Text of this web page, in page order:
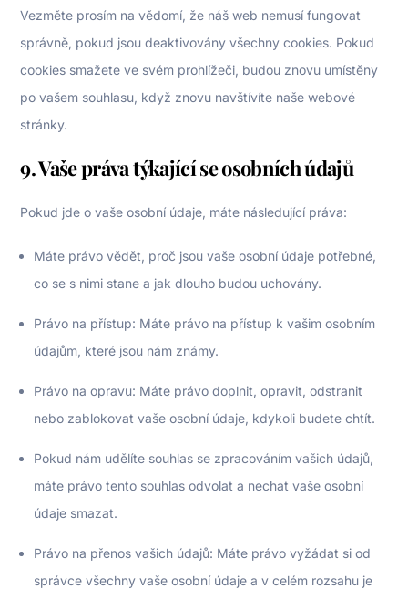
Vezměte prosím na vědomí, že náš web nemusí fungovat
správně, pokud jsou deaktivovány všechny cookies. Pokud
cookies smažete ve svém prohlížeči, budou znovu umístěny
po vašem souhlasu, když znovu navštívíte naše webové
stránky.
9. Vaše práva týkající se osobních údajů
Pokud jde o vaše osobní údaje, máte následující práva:
Máte právo vědět, proč jsou vaše osobní údaje potřebné,
co se s nimi stane a jak dlouho budou uchovány.
Právo na přístup: Máte právo na přístup k vašim osobním
údajům, které jsou nám známy.
Právo na opravu: Máte právo doplnit, opravit, odstranit
nebo zablokovat vaše osobní údaje, kdykoli budete chtít.
Pokud nám udělíte souhlas se zpracováním vašich údajů,
máte právo tento souhlas odvolat a nechat vaše osobní
údaje smazat.
Právo na přenos vašich údajů: Máte právo vyžádat si od
správce všechny vaše osobní údaje a v celém rozsahu je